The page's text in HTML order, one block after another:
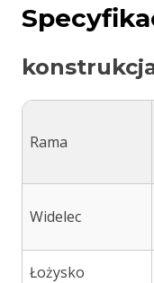
Rama
Widelec
Łożysko